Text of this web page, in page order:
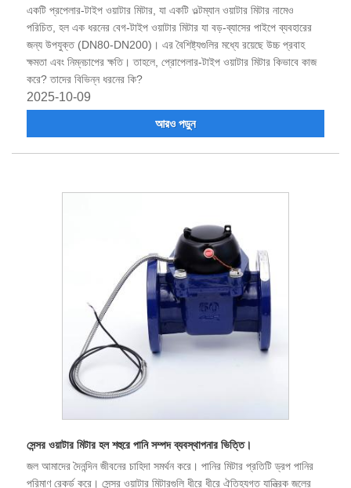
একটি প্রপেলার-টাইপ ওয়াটার মিটার, যা একটি ওল্টম্যান ওয়াটার মিটার নামেও
পরিচিত, হল এক ধরনের বেগ-টাইপ ওয়াটার মিটার যা বড়-ব্যাসের পাইপে ব্যবহারের
জন্য উপযুক্ত (DN80-DN200)। এর বৈশিষ্ট্যগুলির মধ্যে রয়েছে উচ্চ প্রবাহ
ক্ষমতা এবং নিম্নচাপের ক্ষতি। তাহলে, প্রোপেলার-টাইপ ওয়াটার মিটার কিভাবে কাজ
করে? তাদের বিভিন্ন ধরনের কি?
2025-10-09
আরও পড়ুন
সেন্সর ওয়াটার মিটার হল শহুরে পানি সম্পদ ব্যবস্থাপনার ভিত্তি।
জল আমাদের দৈনন্দিন জীবনের চাহিদা সমর্থন করে। পানির মিটার প্রতিটি ড্রপ পানির
পরিমাণ রেকর্ড করে। সেন্সর ওয়াটার মিটারগুলি ধীরে ধীরে ঐতিহ্যগত যান্ত্রিক জলের